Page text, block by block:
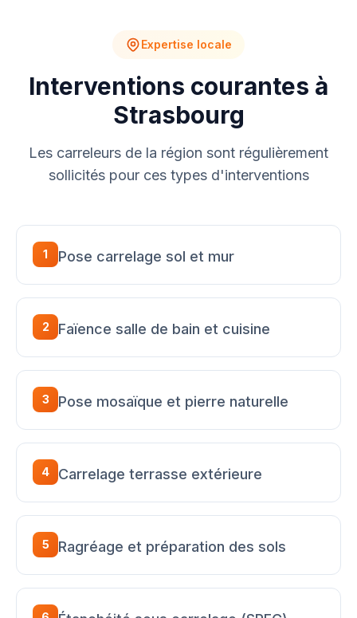
Expertise locale
Interventions courantes à
Strasbourg
Les carreleurs de la région sont régulièrement
sollicités pour ces types d'interventions
1 Pose carrelage sol et mur
2 Faïence salle de bain et cuisine
3 Pose mosaïque et pierre naturelle
4 Carrelage terrasse extérieure
5 Ragréage et préparation des sols